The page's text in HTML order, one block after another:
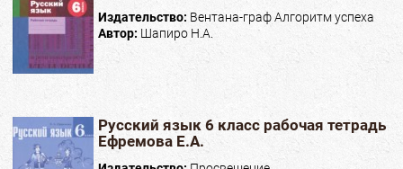
Издательство: Вентана-граф Алгоритм успеха
Автор: Шапиро Н.А.
Русский язык 6 класс рабочая тетрадь
Ефремова Е.А.